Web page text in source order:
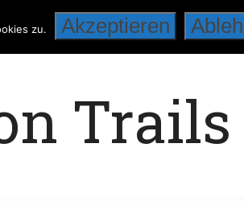
Trails
zu. Akzeptieren